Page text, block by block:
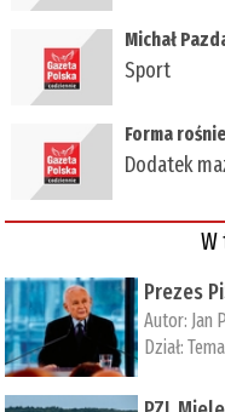
Michał
Sport
Forma
Dodatek
W
Prezes
Autor: Jan
Dział: